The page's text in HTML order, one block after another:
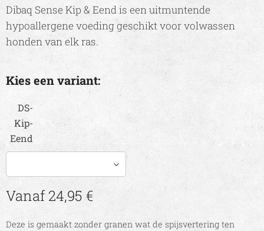
Dibaq Sense Kip & Eend is een uitmuntende
hypoallergene voeding geschikt voor volwassen
honden van elk ras.
Kies een variant:
DS-
Kip-
Eend
Vanaf24,95 €
Deze is gemaakt zonder granen wat de spijsvertering ten